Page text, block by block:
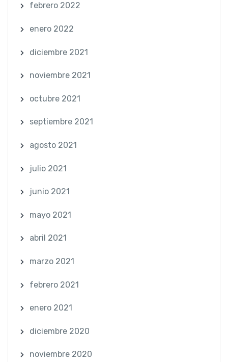
febrero 2022
enero 2022
diciembre 2021
noviembre 2021
octubre 2021
septiembre 2021
agosto 2021
julio 2021
junio 2021
mayo 2021
abril 2021
marzo 2021
febrero 2021
enero 2021
diciembre 2020
noviembre 2020